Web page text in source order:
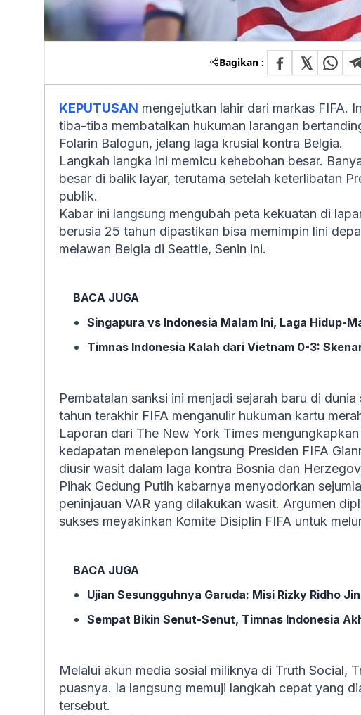
Bagikan :
KEPUTUSAN mengejutkan lahir dari markas FIFA.
tiba-tiba membatalkan hukuman larangan
Folarin Balogun, jelang laga krusial kontra Belgia.
Langkah langka ini memicu kehebohan besar.
besar di balik layar, terutama setelah keterlibatan
publik.
Kabar ini langsung mengubah peta kekuatan di
berusia 25 tahun dipastikan bisa memimpin lini
melawan Belgia di Seattle, Senin ini.
BACA JUGA
Singapura vs Indonesia Malam Ini, Laga Hidup-
Timnas Indonesia Kalah dari Vietnam 0-3:
Pembatalan sanksi ini menjadi sejarah baru di
tahun terakhir FIFA menganulir hukuman kartu
Laporan dari The New York Times
kedapatan menelepon langsung Presiden FIFA
diusir wasit dalam laga kontra Bosnia dan
Pihak Gedung Putih kabarnya menyodorkan
peninjauan VAR yang dilakukan wasit. Argumen
sukses meyakinkan Komite Disiplin FIFA untuk
BACA JUGA
Ujian Sesungguhnya Garuda: Misi Rizky Ridho
Sempat Bikin Senut-Senut, Timnas Indonesia
Melalui akun media sosial miliknya di Truth Social,
puasnya. Ia langsung memuji langkah cepat yang
tersebut.